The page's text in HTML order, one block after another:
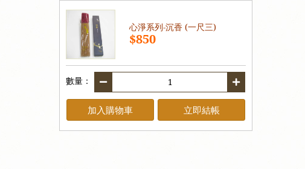
心淨系列-沉香 (一尺三)
$850
數量：
加入購物車 立即結帳